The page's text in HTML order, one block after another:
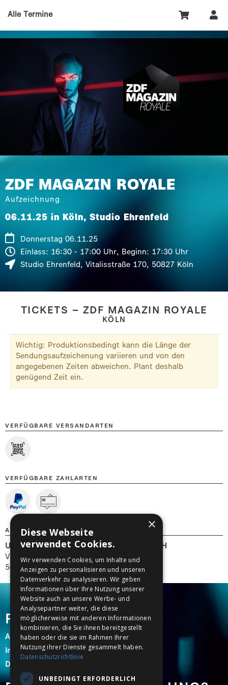
Alle Termine
ZDF MAGAZIN ROYALE
Aufzeichnung
06.11.25 in Köln, Studio Ehrenfeld
Donnerstag 06.11.25
Einlass: 16:30 - 17:00 Uhr, Beginn: 17:30 Uhr
Studio Ehrenfeld, Vitalisstraße 170, 50827 Köln
TICKETS – ZDF MAGAZIN ROYALE
KÖLN
Wichtig: Produktionsbedingt kann die Länge der
Sendungsaufzeichenung variieren und von den
angegebenen Zeiten abweichen. Plant deshalb
genügend Zeit ein.
VERFÜGBARE VERSANDARTEN
VERFÜGBARE ZAHLARTEN
ANBIETER/VERANSTALTER
Unterhaltungsfernsehen Ehrenfeld UE GmbH
Vitalisstraße 164
50827 Köln
RECHT & ORDNUNG
AGB
Impressum
Datenschutz
×
Diese Webseite
verwendet Cookies.
Wir verwenden Cookies, um Inhalte und
Anzeigen zu personalisieren und unseren
Datenverkehr zu analysieren. Wir geben
Informationen über Ihre Nutzung unserer
Website auch an unsere Werbe- und
Analysepartner weiter, die diese
möglicherweise mit anderen Informationen
kombinieren, die Sie ihnen bereitgestellt
haben oder die sie im Rahmen Ihrer
Nutzung ihrer Dienste gesammelt haben.
Datenschutzrichtlinie
UNBEDINGT ERFORDERLICH